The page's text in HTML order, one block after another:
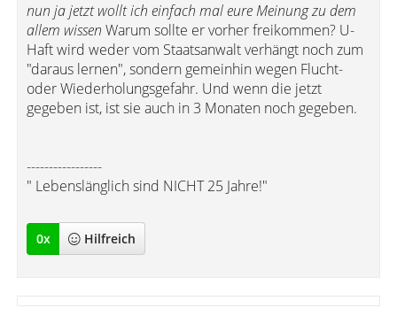
nun ja jetzt wollt ich einfach mal eure Meinung zu dem
allem wissen Warum sollte er vorher freikommen? U-
Haft wird weder vom Staatsanwalt verhängt noch zum
"daraus lernen", sondern gemeinhin wegen Flucht-
oder Wiederholungsgefahr. Und wenn die jetzt
gegeben ist, ist sie auch in 3 Monaten noch gegeben.
-----------------
" Lebenslänglich sind NICHT 25 Jahre!"
0x Hilfreich